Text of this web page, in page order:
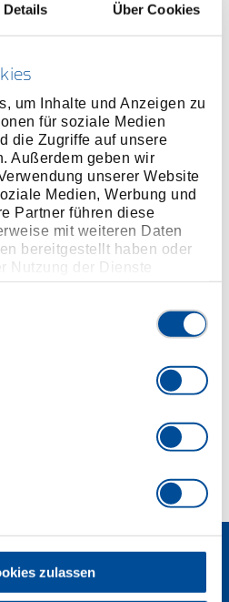
Details Über Cookies
um Inhalte und Anzeigen zu
für soziale Medien
die Zugriffe auf unsere
Außerdem geben wir
unserer Website
Medien, Werbung und
Partner führen diese
mit weiteren Daten
bereitgestellt haben oder
Nutzung der Dienste
vollständige
zulassen
KAUFEN
FINDEN
EAN0701698906451
Schraubstellen